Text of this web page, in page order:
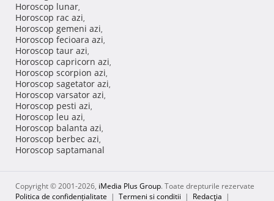
Horoscop lunar,
Horoscop rac azi,
Horoscop gemeni azi,
Horoscop fecioara azi,
Horoscop taur azi,
Horoscop capricorn azi,
Horoscop scorpion azi,
Horoscop sagetator azi,
Horoscop varsator azi,
Horoscop pesti azi,
Horoscop leu azi,
Horoscop balanta azi,
Horoscop berbec azi,
Horoscop saptamanal
Copyright © 2001-2026, iMedia Plus Group. Toate drepturile rezervate
Politica de confidențialitate | Termeni si conditii | Redacţia |